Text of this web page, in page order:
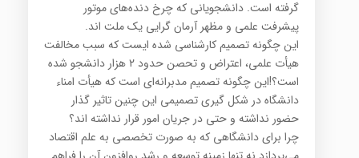
گرفته است. دانشجویانی که چرخ دنده‌های موتور
پیشرفت علمی و مظهر آرمان گرایی یک ملت اند.
این چگونه تصمیم کارشناسی شده ایست که سبب مخالفت
هیأت علمی، اعتراض و تحصن حدود ۲ هزار دانشجو شده
است؟!این چگونه تصمیم مدبرانه‌ای است که هیأت امناء
دانشگاه در شکل گیری تصمیمی این چنین تاثیر گذار
حضور نداشته و حتی در جریان امور قرار نداشته اند؟
چرا برای دانشگاهی که به صورت تخصصی به علم اقتصاد